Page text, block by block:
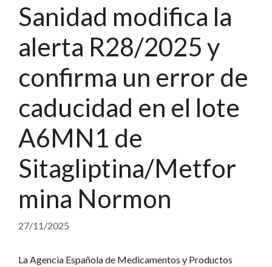
Sanidad modifica la
alerta R28/2025 y
confirma un error de
caducidad en el lote
A6MN1 de
Sitagliptina/Metfor
mina Normon
27/11/2025
La Agencia Española de Medicamentos y Productos